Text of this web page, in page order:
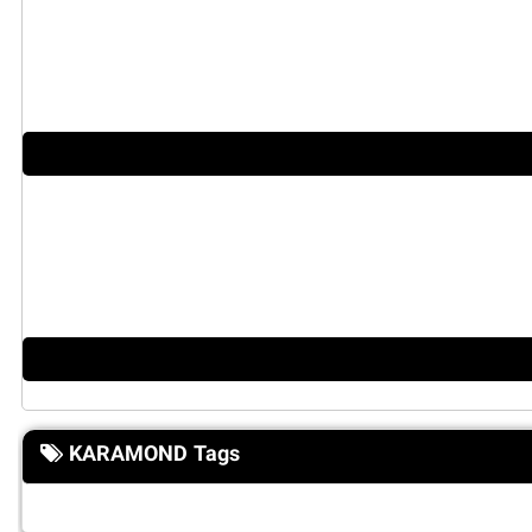
KARAMOND Tags